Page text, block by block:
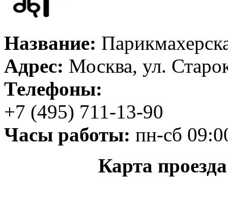
Название:
Адрес: Москва, ул.
Телефоны:
+7 (495) 711-13-90
Часы работы: пн-сб
Карта